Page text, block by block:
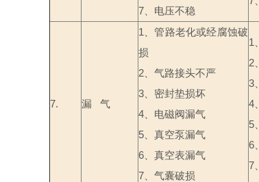
7 、电压不稳
7. 漏 气
1
、管路老化或经腐蚀破
损
2 、气路接头不严
3 、密封垫损坏
4 、电磁阀漏气
5 、真空泵漏气
6 、真空表漏气
7 、气囊破损
1
2
3
4
5
6
7